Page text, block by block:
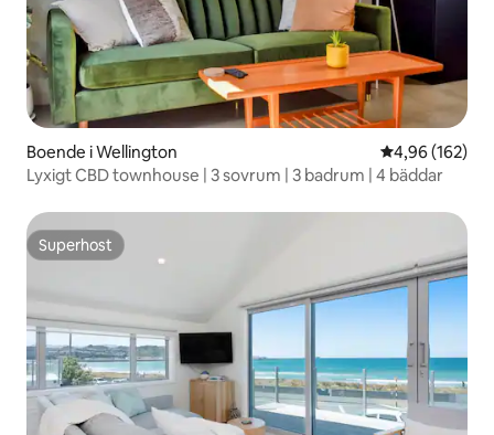
Boende i Wellington 4,96 av 5 i
4,96 (162)
Lyxigt CBD townhouse | 3 sovrum | 3 badrum | 4 bäddar
Superhost
Superhost